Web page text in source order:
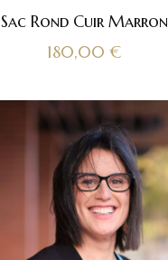
Sac Rond Cuir Marron
180,00 €